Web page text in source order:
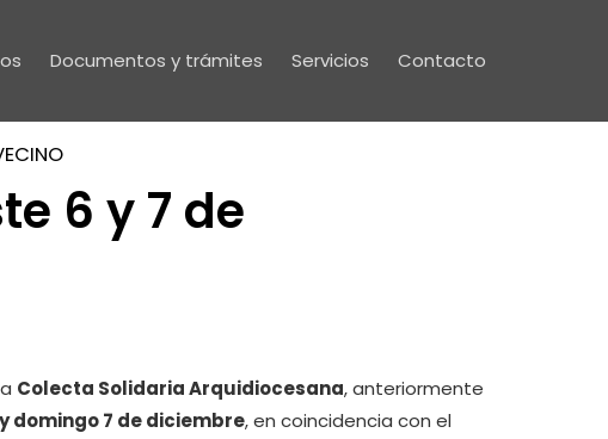
Documentos y trámites Servicios Contacto
6 y 7 de
Colecta Solidaria Arquidiocesana, anteriormente
domingo 7 de diciembre, en coincidencia con el